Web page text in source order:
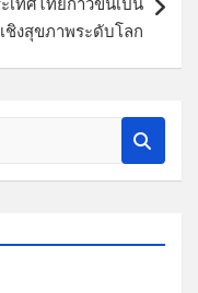
เทศไทยก้าวขึ้นเป็น
ชิงสุขภาพระดับโลก